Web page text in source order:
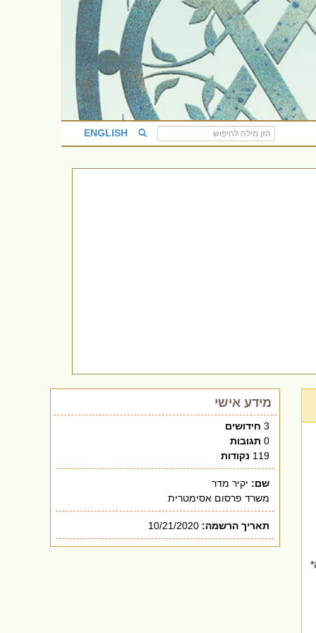
ENGLISH
מידע אישי
3 חידושים
0 תגובות
119 נקודות
שם: יקיר מדר
משרד פרסום אסימטרית
תאריך הרשמה: 10/21/2020